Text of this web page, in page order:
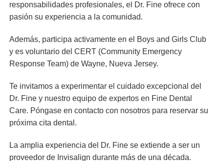
responsabilidades profesionales, el Dr. Fine ofrece con
pasión su experiencia a la comunidad.
Además, participa activamente en el Boys and Girls Club
y es voluntario del CERT (Community Emergency
Response Team) de Wayne, Nueva Jersey.
Te invitamos a experimentar el cuidado excepcional del
Dr. Fine y nuestro equipo de expertos en Fine Dental
Care. Póngase en contacto con nosotros para reservar su
próxima cita dental.
La amplia experiencia del Dr. Fine se extiende a ser un
proveedor de Invisalign durante más de una década.